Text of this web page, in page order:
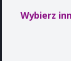
Wybierz